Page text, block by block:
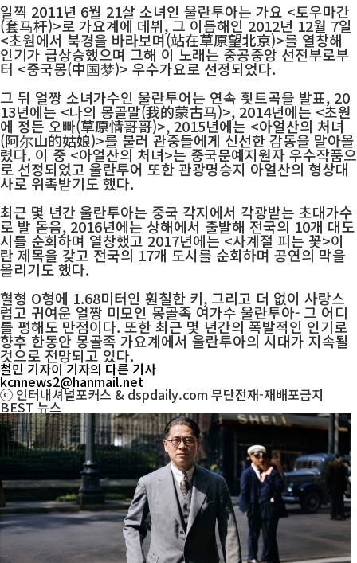
일찍 2011년 6월 21살 소녀인 울란투아는 가요 <토우마간
(套马杆)>로 가요계에 데뷔, 그 이듬해인 2012년 12월 7일
<초원에서 북경을 바라보며(站在草原望北京)>를 열창해
인기가 급상승했으며 그해 이 노래는 중공중앙 선전부로부
터 <중국몽(中国梦)> 우수가요로 선정되었다.
그 뒤 얼짱 소녀가수인 울란투어는 연속 흿트곡을 발표, 20
13년에는 <나의 몽골말(我的蒙古马)>, 2014년에는 <초원
에 정든 오빠(草原情哥哥)>, 2015년에는 <아얼산의 처녀
(阿尔山的姑娘)>를 불러 관중들에게 신선한 감동을 말아올
렸다. 이 중 <아얼산의 처녀>는 중국문예지원자 우수작품으
로 선정되었고 울란투어 또한 관광명승지 아얼산의 형상대
사로 위촉받기도 했다.
최근 몇 년간 울란투아는 중국 각지에서 각광받는 초대가수
로 발 돋음, 2016년에는 상해에서 출발해 전국의 10개 대도
시를 순회하며 열창했고 2017년에는 <사계절 피는 꽃>이
란 제목을 갖고 전국의 17개 도시를 순회하며 공연의 막을
올리기도 했다.
혈형 O형에 1.68미터인 훤칠한 키, 그리고 더 없이 사랑스
럽고 귀여운 얼짱 미모인 몽골족 여가수 울란투아- 그 어디
를 평해도 만점이다. 또한 최근 몇 년간의 폭발적인 인기로
향후 한동안 몽골족 가요계에서 울란투아의 시대가 지속될
것으로 전망되고 있다.
철민 기자이 기자의 다른 기사
kcnnews2@hanmail.net
ⓒ 인터내셔널포커스 & dspdaily.com 무단전재-재배포금지
BEST뉴스